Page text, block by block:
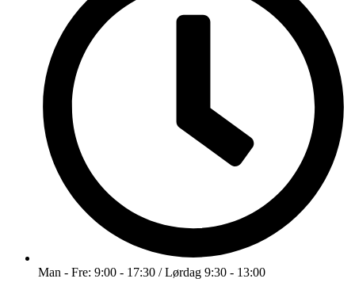
Man - Fre: 9:00 - 17:30 / Lørdag 9:30 - 13:00